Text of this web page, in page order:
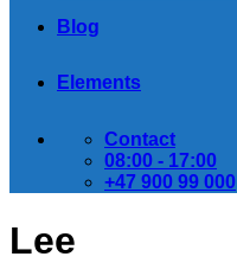
Blog
Elements
Contact
08:00 - 17:00
+47 900 99 000
Lee